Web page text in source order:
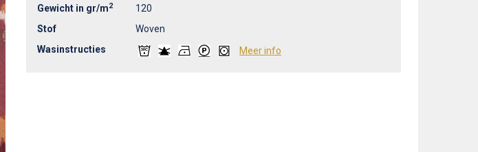
Gewicht in gr/m2
120
Stof
Woven
Wasinstructies
Meer info